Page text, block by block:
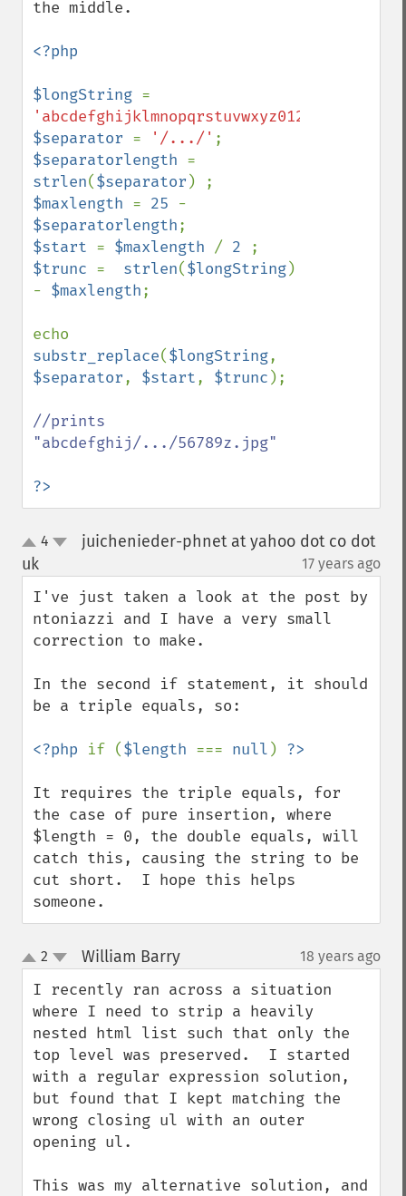
the middle.
<?php
$longString
$separator = '/.../'
$separatorlength
strlen($separator
$maxlength = 25
$separatorlength
$start = $maxlength / 2
$trunc = strlen($longString)
- $maxlength;
substr_replace($longString
$separator, $start, $trunc );
//prints
"abcdefghij/.../56789z.jpg"
?>
up4
juichenieder-phnet at yahoo dot co dot
uk
17 years ago
I've just taken a look at the post by
ntoniazzi and I have a very small
correction to make.
In the second if statement, it should
be a triple equals, so:
<?php if ($length === null )
It requires the triple equals, for
the case of pure insertion, where
$length = 0, the double equals, will
catch this, causing the string to be
cut short.  I hope this helps
someone.
up
down
2 William Barry¶ 18 years ago
I recently ran across a situation
where I need to strip a heavily
nested html list such that only the
top level was preserved.  I started
with a regular expression solution,
but found that I kept matching the
wrong closing ul with an outer
opening ul.
This was my alternative solution, and